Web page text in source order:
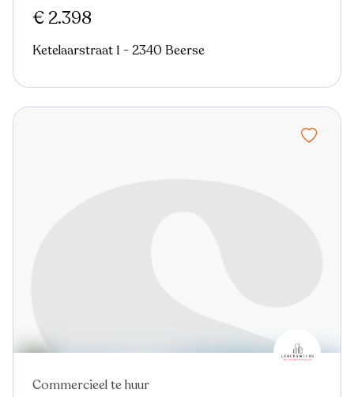
€ 2.398
Ketelaarstraat 1 - 2340 Beerse
Nieuw
Commercieel te huur